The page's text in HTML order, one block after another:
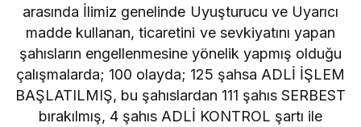
arasında İlimiz genelinde Uyuşturucu ve Uyarıcı
madde kullanan, ticaretini ve sevkiyatını yapan
şahısların engellenmesine yönelik yapmış olduğu
çalışmalarda; 100 olayda; 125 şahsa ADLİ İŞLEM
BAŞLATILMIŞ, bu şahıslardan 111 şahıs SERBEST
bırakılmış, 4 şahıs ADLİ KONTROL şartı ile